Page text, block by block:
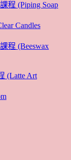
程 (Piping Soap
Candles
程 (Beeswax
(Latte Art